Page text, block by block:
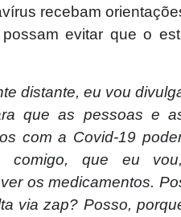
recebam
evitar que o
distante, eu vou
que as pessoas e
com a Covid-19
que eu vou,
os medicamentos.
via zap? Posso,